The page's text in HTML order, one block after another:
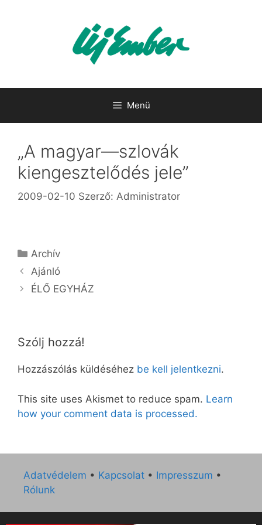
Menü
„A magyar—szlovák
kiengesztelődés jele”
2009-02-10 Szerző: Administrator
Kategória
Archív
Ajánló
ÉLŐ EGYHÁZ
Szólj hozzá!
Hozzászólás küldéséhez be kell jelentkezni.
This site uses Akismet to reduce spam. Learn
how your comment data is processed.
Adatvédelem • Kapcsolat • Impresszum •
Rólunk